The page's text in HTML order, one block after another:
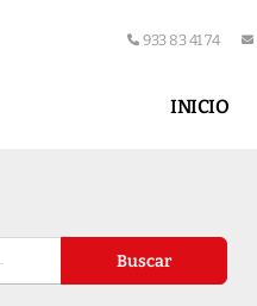
933 83 41 74
INICIO
Buscar